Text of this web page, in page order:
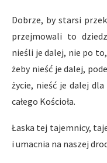
Dobrze, by starsi
przejmowali to
nieśli je dalej, nie po
żeby nieść je dalej,
życie, nieść je dalej
całego Kościoła.
Łaska tej tajemnicy,
i umacnia na naszej